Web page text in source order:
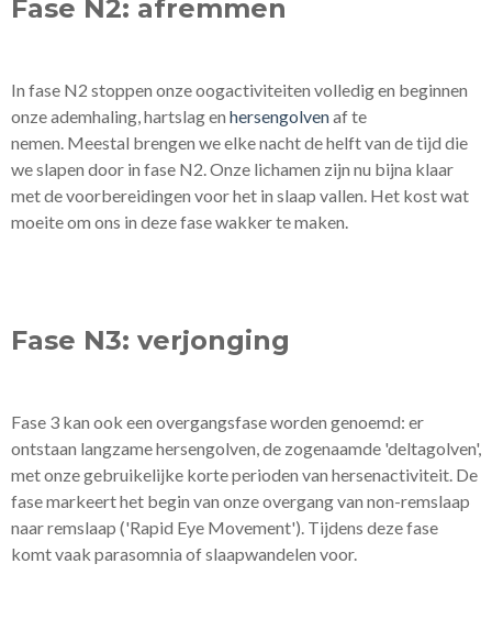
Fase N2: afremmen
In fase N2 stoppen onze oogactiviteiten volledig en beginnen
onze ademhaling, hartslag en hersengolvenaf te
nemen. Meestal brengen we elke nacht de helft van de tijd die
we slapen door in fase N2. Onze lichamen zijn nu bijna klaar
met de voorbereidingen voor het in slaap vallen. Het kost wat
moeite om ons in deze fase wakker te maken.
Fase N3: verjonging
Fase 3 kan ook een overgangsfase worden genoemd: er
ontstaan langzame hersengolven, de zogenaamde 'deltagolven',
met onze gebruikelijke korte perioden van hersenactiviteit. De
fase markeert het begin van onze overgang van non-remslaap
naar remslaap ('Rapid Eye Movement'). Tijdens deze fase
komt vaak parasomnia of slaapwandelen voor.